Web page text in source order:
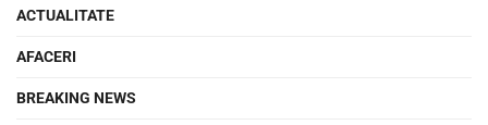
ACTUALITATE
AFACERI
BREAKING NEWS